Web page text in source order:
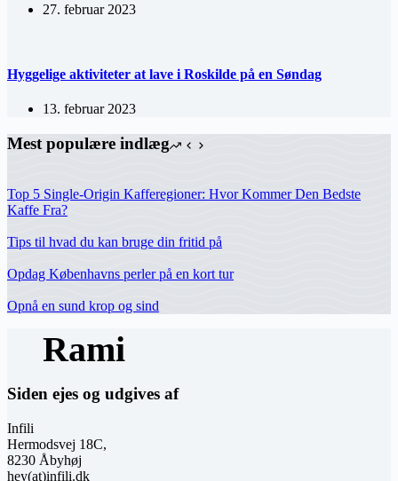
27. februar 2023
Hyggelige aktiviteter at lave i Roskilde på en Søndag
13. februar 2023
Mest populære indlæg
Top 5 Single-Origin Kafferegioner: Hvor Kommer Den Bedste
Kaffe Fra?
Tips til hvad du kan bruge din fritid på
Opdag Københavns perler på en kort tur
Opnå en sund krop og sind
Siden ejes og udgives af
Infili
Hermodsvej 18C,
8230 Åbyhøj
hey(at)infili.dk